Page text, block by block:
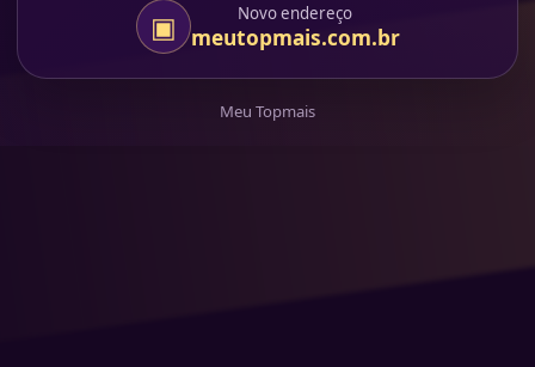
▣ Novo endereço
meutopmais.com.br
Meu Topmais